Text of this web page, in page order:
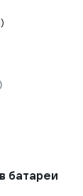
батареи